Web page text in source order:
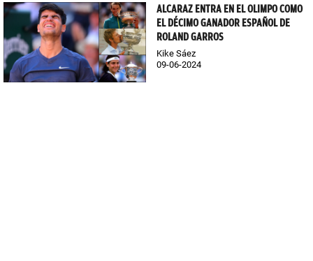
ALCARAZ ENTRA EN EL OLIMPO COMO
EL DÉCIMO GANADOR ESPAÑOL DE
ROLAND GARROS
Kike Sáez
09-06-2024